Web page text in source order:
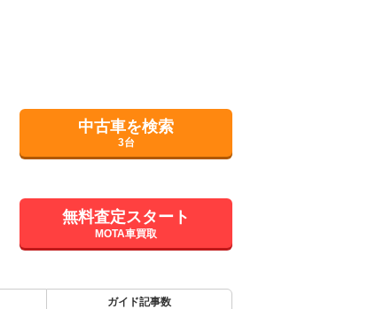
中古車を検索
3台
無料査定スタート
MOTA車買取
ガイド記事数